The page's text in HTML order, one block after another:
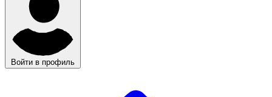
Войти в профиль